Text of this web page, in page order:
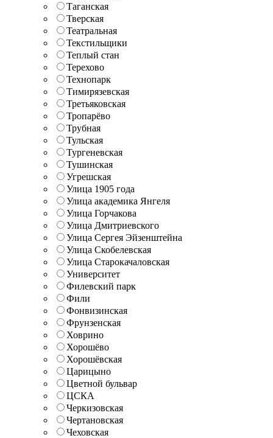
Таганская
Тверская
Театральная
Текстильщики
Теплый стан
Терехово
Технопарк
Тимирязевская
Третьяковская
Тропарёво
Трубная
Тульская
Тургеневская
Тушинская
Угрешская
Улица 1905 года
Улица академика Янгеля
Улица Горчакова
Улица Дмитриевского
Улица Сергея Эйзенштейна
Улица Скобелевская
Улица Старокачаловская
Университет
Филевский парк
Фили
Фонвизинская
Фрунзенская
Ховрино
Хорошёво
Хорошёвская
Царицыно
Цветной бульвар
ЦСКА
Черкизовская
Чертановская
Чеховская